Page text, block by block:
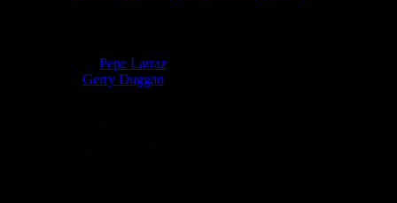
Pepe Larraz
Gerry Duggan